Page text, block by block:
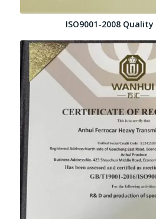
ISO9001-2008